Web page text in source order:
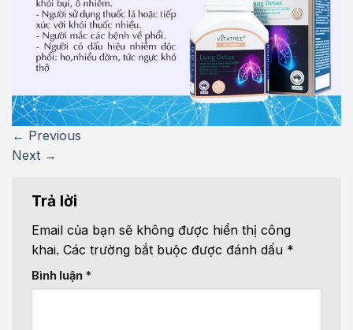
← Previous
Next →
Trả lời
Email của bạn sẽ không được hiển thị công
khai. Các trường bắt buộc được đánh dấu *
Bình luận *